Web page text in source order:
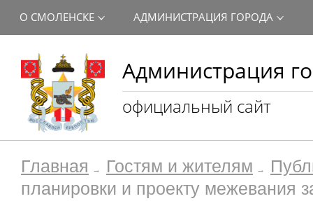
Администрация
официальный сайт
О СМОЛЕНСКЕ АДМИНИСТРАЦИЯ ГОРОДА
Главная Гостям и жителям
планировки и проекту межевания